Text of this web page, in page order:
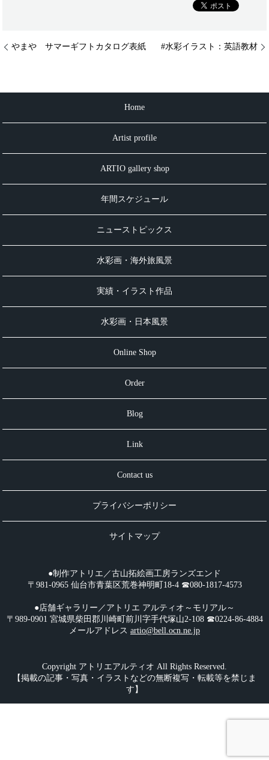
やまや サマーギフトカタログ表紙 #水彩イラスト：英語教材
Home
Artist profile
ARTIO gallery shop
年間スケジュール
ニューストピックス
水彩画・海外旅風景
実績・イラスト作品
水彩画・日本風景
Online Shop
Order
Blog
Link
Contact us
プライバシーポリシー
サイトマップ
●制作アトリエ／古山拓絵画工房ランズエンド
〒981-0965 仙台市青葉区荒巻神明町18-4 ☎︎080-1817-4573
●店舗ギャラリー／アトリエ アルティオ～モリアル～
〒989-0901 宮城県柴田郡川崎町前川字手代塚山2-108 ☎︎0224-86-4884
メールアドレス artio@bell.ocn.ne.jp
Copyright アトリエアルティオ All Rights Reserved.
【掲載の記事・写真・イラストなどの無断複写・転載等を禁じま
す】